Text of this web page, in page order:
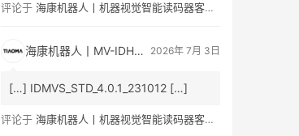
评论于 海康机器人丨机器视觉智能读码器客户端最新版本IDMVS V4.1.0
海康机器人丨MV-IDH3000B通用型工业无线手持读码器产品彩页/用户手册下载_条码人网 2026年 7月 3日
[…] IDMVS_STD_4.0.1_231012 […]
评论于 海康机器人丨机器视觉智能读码器客户端最新版本IDMVS V4.1.0